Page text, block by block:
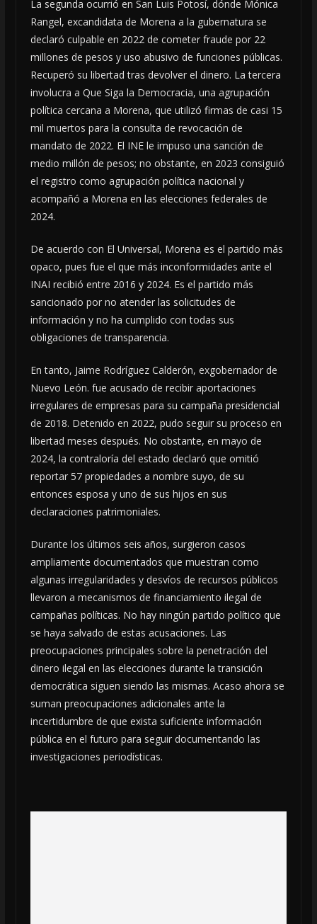
La segunda ocurrió en San Luis Potosí, dónde Mónica
Rangel, excandidata de Morena a la gubernatura se
declaró culpable en 2022 de cometer fraude por 22
millones de pesos y uso abusivo de funciones públicas.
Recuperó su libertad tras devolver el dinero. La tercera
involucra a Que Siga la Democracia, una agrupación
política cercana a Morena, que utilizó firmas de casi 15
mil muertos para la consulta de revocación de
mandato de 2022. El INE le impuso una sanción de
medio millón de pesos; no obstante, en 2023 consiguió
el registro como agrupación política nacional y
acompañó a Morena en las elecciones federales de
2024.
De acuerdo con El Universal, Morena es el partido más
opaco, pues fue el que más inconformidades ante el
INAI recibió entre 2016 y 2024. Es el partido más
sancionado por no atender las solicitudes de
información y no ha cumplido con todas sus
obligaciones de transparencia.
En tanto, Jaime Rodríguez Calderón, exgobernador de
Nuevo León. fue acusado de recibir aportaciones
irregulares de empresas para su campaña presidencial
de 2018. Detenido en 2022, pudo seguir su proceso en
libertad meses después. No obstante, en mayo de
2024, la contraloría del estado declaró que omitió
reportar 57 propiedades a nombre suyo, de su
entonces esposa y uno de sus hijos en sus
declaraciones patrimoniales.
Durante los últimos seis años, surgieron casos
ampliamente documentados que muestran como
algunas irregularidades y desvíos de recursos públicos
llevaron a mecanismos de financiamiento ilegal de
campañas políticas. No hay ningún partido político que
se haya salvado de estas acusaciones. Las
preocupaciones principales sobre la penetración del
dinero ilegal en las elecciones durante la transición
democrática siguen siendo las mismas. Acaso ahora se
suman preocupaciones adicionales ante la
incertidumbre de que exista suficiente información
pública en el futuro para seguir documentando las
investigaciones periodísticas.